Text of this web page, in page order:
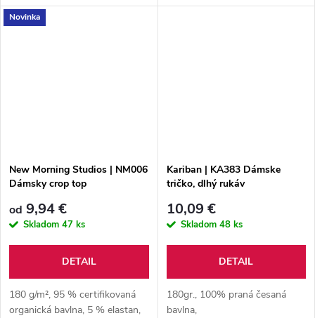
sivá melanž: 82 % bavlna, 14 %
viskóza, 4 % elastan
Novinka
New Morning Studios | NM006
Dámsky crop top
od 9,94 €
Skladom 47 ks
DETAIL
180 g/m², 95 % certifikovaná
organická bavlna, 5 % elastan,
Kariban | KA383 Dámske
tričko, dlhý rukáv
10,09 €
Skladom 48 ks
DETAIL
180gr., 100% praná česaná
bavlna,